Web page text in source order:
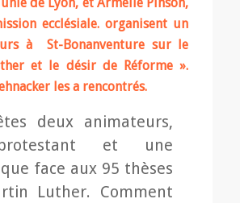
ecclésiale. organisent un
à St-Bonanventure sur le
et le désir de Réforme ».
les a rencontrés.
deux animateurs,
et une
face aux 95 thèses
Luther. Comment